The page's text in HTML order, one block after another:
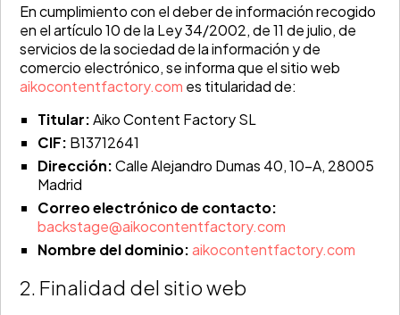
En cumplimiento con el deber de información recogido
en el artículo 10 de la Ley 34/2002, de 11 de julio, de
servicios de la sociedad de la información y de
comercio electrónico, se informa que el sitio web
aikocontentfactory.com es titularidad de:
Titular:Aiko Content Factory SL
CIF: B13712641
Dirección:Calle Alejandro Dumas 40, 10-A, 28005
Madrid
Correo electrónico de contacto:
backstage@aikocontentfactory.com
Nombre del dominio: aikocontentfactory.com
2. Finalidad del sitio web